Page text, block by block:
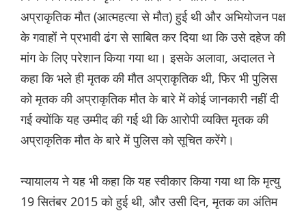
अप्राकृतिक मौत (आत्महत्या से मौत) हुई थी और अभियोजन पक्ष
के गवाहों ने प्रभावी ढंग से साबित कर दिया था कि उसे दहेज की
मांग के लिए परेशान किया गया था। इसके अलावा, अदालत ने
कहा कि भले ही मृतक की मौत अप्राकृतिक थी, फिर भी पुलिस
को मृतक की अप्राकृतिक मौत के बारे में कोई जानकारी नहीं दी
गई क्योंकि यह उम्मीद की गई थी कि आरोपी व्यक्ति मृतक की
अप्राकृतिक मौत के बारे में पुलिस को सूचित करेंगे।
न्यायालय ने यह भी कहा कि यह स्वीकार किया गया था कि मृत्यु
19 सितंबर 2015 को हुई थी, और उसी दिन, मृतक का अंतिम